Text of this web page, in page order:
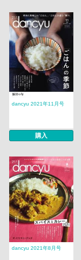
dancyu 2021年11月号
購入
dancyu 2021年8月号